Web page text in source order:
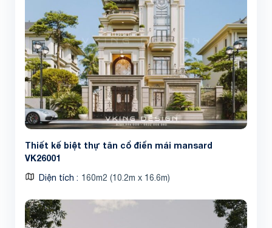
Thiết kế biệt thự tân cổ điển mái mansard
VK26001
Diện tích 160m2 (10.2m x 16.6m)